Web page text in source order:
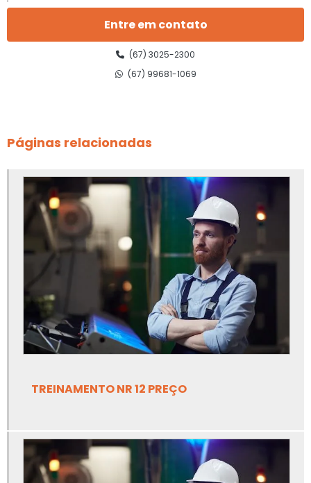
Análise de risco nr 12 preço
Análise preliminar de risco nr 12
Apreciação de risco de máquinas
Apreciação de risco de máquinas e equipamentos
Apreciação de risco de máquinas e equipamentos nr 12
Apreciação de riscos nr 12
Canalização de válvulas de segurança
Elaboração de prontuário nr10
Empresa de adequação de máquinas nr12
Empresa de análise de risco de amônia
Empresa de apreciação de risco de equipamentos
Entre em contato
(67) 3025-2300
(67) 99681-1069
Páginas relacionadas
TREINAMENTO NR 12 PREÇO